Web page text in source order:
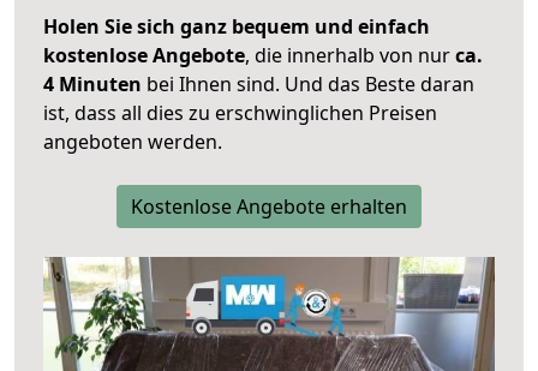
Holen Sie sich ganz bequem und einfach
kostenlose Angebote, die innerhalb von nurca.
4 Minuten bei Ihnen sind. Und das Beste daran
ist, dass all dies zu erschwinglichen Preisen
angeboten werden.
Kostenlose Angebote erhalten